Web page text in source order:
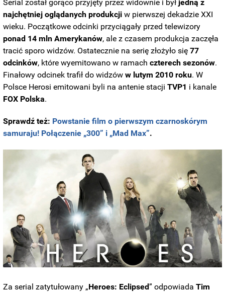
Serial został gorąco przyjęty przez widownie i byłjedną z
najchętniej oglądanych produkcji w pierwszej dekadzie XXI
wieku. Początkowe odcinki przyciągały przed telewizory
ponad 14 mln Amerykanów, ale z czasem produkcja zaczęła
tracić sporo widzów. Ostatecznie na serię złożyło się77
odcinków, które wyemitowano w ramachczterech sezonów.
Finałowy odcinek trafił do widzóww lutym 2010 roku. W
Polsce Herosi emitowani byli na antenie stacjiTVP1 i kanale
FOX Polska.
Sprawdź też: Powstanie film o pierwszym czarnoskórym
samuraju! Połączenie „300” i „Mad Max”.
Za serial zatytułowany „Heroes: Eclipsed” odpowiadaTim